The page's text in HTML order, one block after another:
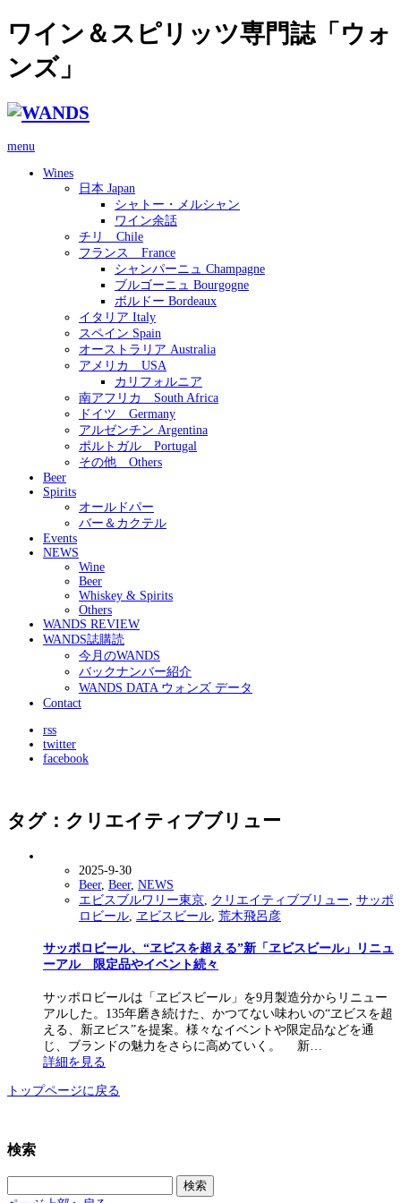
ワイン＆スピリッツ専門誌「ウォ
ンズ」
menu
Wines
日本 Japan
シャトー・メルシャン
ワイン余話
チリ Chile
フランス France
シャンパーニュ Champagne
ブルゴーニュ Bourgogne
ボルドー Bordeaux
イタリア Italy
スペイン Spain
オーストラリア Australia
アメリカ USA
カリフォルニア
南アフリカ South Africa
ドイツ Germany
アルゼンチン Argentina
ポルトガル Portugal
その他 Others
Beer
Spirits
オールドパー
バー＆カクテル
Events
NEWS
Wine
Beer
Whiskey & Spirits
Others
WANDS REVIEW
WANDS誌購読
今月のWANDS
バックナンバー紹介
WANDS DATA ウォンズ データ
Contact
rss
twitter
facebook
タグ：クリエイティブブリュー
2025-9-30
Beer, Beer, NEWS
エビスブルワリー東京 クリエイティブブリュー サッポ
ロビール
ヱビスビール 荒木飛呂彦
サッポロビール、“ヱビスを超える”新「ヱビスビール」リニュ
ーアル 限定品やイベント続々
サッポロビールは「ヱビスビール」を9月製造分からリニュー
アルした。135年磨き続けた、かつてない味わいの“ヱビスを超
える、新ヱビス”を提案。様々なイベントや限定品などを通
じ、ブランドの魅力をさらに高めていく。 新…
詳細を見る
トップページに戻る
検索
検
索: